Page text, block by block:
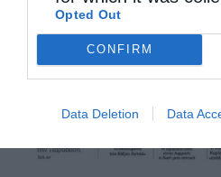
Opted Out
CONFIRM
Data Deletion Data